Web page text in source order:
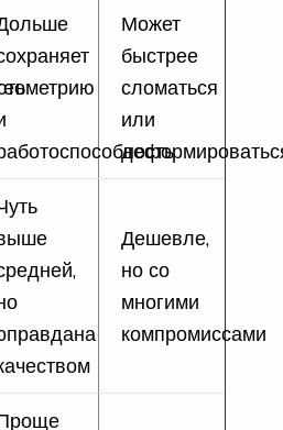
Может
быстрее
сломаться
или
Дешевле,
но со
многими
компромиссами